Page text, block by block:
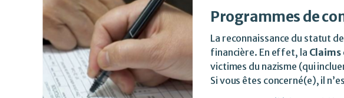
Programmes de
La reconnaissance du statut
financière. En effet, la Claims
victimes du nazisme (qui
Si vous êtes concerné(e), il